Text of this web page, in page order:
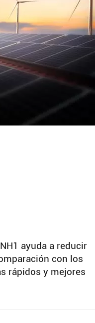
ayuda a reducir
con los
rápidos y mejores